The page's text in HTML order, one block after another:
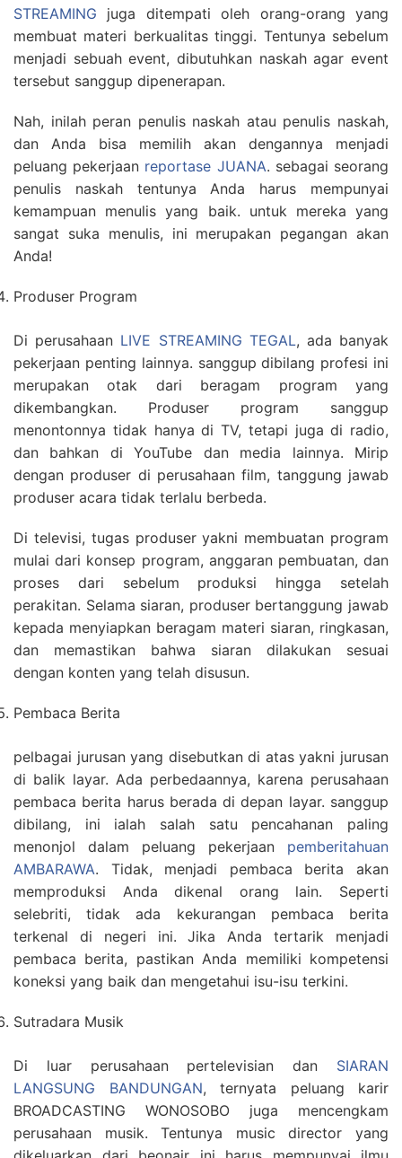
STREAMING juga ditempati oleh orang-orang yang
membuat materi berkualitas tinggi. Tentunya sebelum
menjadi sebuah event, dibutuhkan naskah agar event
tersebut sanggup dipenerapan.
Nah, inilah peran penulis naskah atau penulis naskah,
dan Anda bisa memilih akan dengannya menjadi
peluang pekerjaan reportase JUANA. sebagai seorang
penulis naskah tentunya Anda harus mempunyai
kemampuan menulis yang baik. untuk mereka yang
sangat suka menulis, ini merupakan pegangan akan
Anda!
Produser Program
Di perusahaan LIVE STREAMING TEGAL, ada banyak
pekerjaan penting lainnya. sanggup dibilang profesi ini
merupakan otak dari beragam program yang
dikembangkan. Produser program sanggup
menontonnya tidak hanya di TV, tetapi juga di radio,
dan bahkan di YouTube dan media lainnya. Mirip
dengan produser di perusahaan film, tanggung jawab
produser acara tidak terlalu berbeda.
Di televisi, tugas produser yakni membuatan program
mulai dari konsep program, anggaran pembuatan, dan
proses dari sebelum produksi hingga setelah
perakitan. Selama siaran, produser bertanggung jawab
kepada menyiapkan beragam materi siaran, ringkasan,
dan memastikan bahwa siaran dilakukan sesuai
dengan konten yang telah disusun.
Pembaca Berita
pelbagai jurusan yang disebutkan di atas yakni jurusan
di balik layar. Ada perbedaannya, karena perusahaan
pembaca berita harus berada di depan layar. sanggup
dibilang, ini ialah salah satu pencahanan paling
menonjol dalam peluang pekerjaan pemberitahuan
AMBARAWA. Tidak, menjadi pembaca berita akan
memproduksi Anda dikenal orang lain. Seperti
selebriti, tidak ada kekurangan pembaca berita
terkenal di negeri ini. Jika Anda tertarik menjadi
pembaca berita, pastikan Anda memiliki kompetensi
koneksi yang baik dan mengetahui isu-isu terkini.
Sutradara Musik
Di luar perusahaan pertelevisian dan SIARAN
LANGSUNG BANDUNGAN, ternyata peluang karir
BROADCASTING WONOSOBO juga mencengkam
perusahaan musik. Tentunya music director yang